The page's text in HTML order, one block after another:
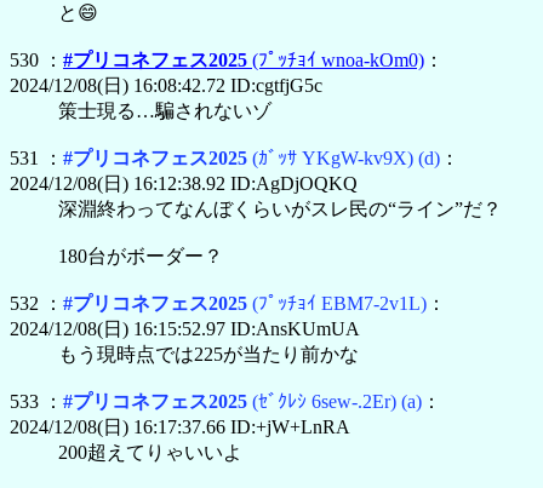
と😄
530 ： #プリコネフェス2025 (ﾌﾟｯﾁｮｲ wnoa-kOm0) ：
2024/12/08(日) 16:08:42.72 ID:cgtfjG5c
策士現る…騙されないゾ
531 ： #プリコネフェス2025 (ｶﾞｯｻ YKgW-kv9X) (d) ：
2024/12/08(日) 16:12:38.92 ID:AgDjOQKQ
深淵終わってなんぼくらいがスレ民の“ライン”だ？
180台がボーダー？
532 ： #プリコネフェス2025 (ﾌﾟｯﾁｮｲ EBM7-2v1L) ：
2024/12/08(日) 16:15:52.97 ID:AnsKUmUA
もう現時点では225が当たり前かな
533 ： #プリコネフェス2025 (ｾﾞｸﾚｼ 6sew-.2Er) (a) ：
2024/12/08(日) 16:17:37.66 ID:+jW+LnRA
200超えてりゃいいよ